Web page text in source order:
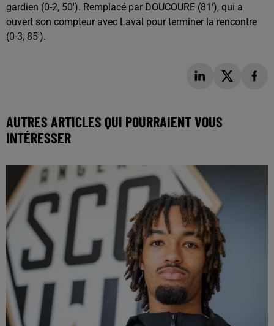
gardien (0-2, 50'). Remplacé par DOUCOURE (81'), qui a
ouvert son compteur avec Laval pour terminer la rencontre
(0-3, 85').
AUTRES ARTICLES QUI POURRAIENT VOUS
INTÉRESSER